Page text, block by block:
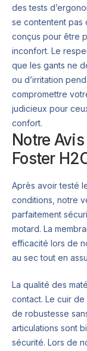
des tests
se contentent pas
conçus pour être
inconfort. Le
que les gants ne
ou d’irritation
compromettre
judicieux pour
confort.
Notre
Foster
Après avoir testé
conditions, notre
parfaitement
motard. La
efficacité lors de
au sec tout en
La qualité des
contact. Le cuir
de robustesse
articulations sont
sécurité. Lors de